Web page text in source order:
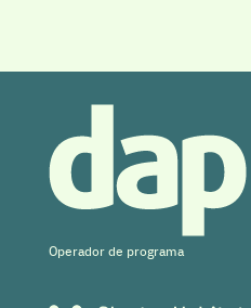
Operador de programa